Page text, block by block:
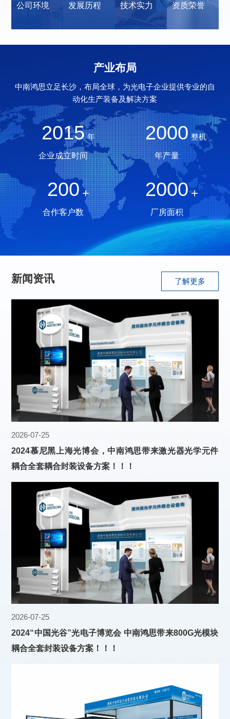
公司环境 发展历程 技术实力 资质荣誉
产业布局
中南鸿思立足长沙，布局全球，为光电子企业提供专业的自
动化生产装备及解决方案
2015 年
企业成立时间
2000 整机
年产量
200 +
合作客户数
2000+
厂房面积
新闻资讯 了解更多
2026-07-25
2024慕尼黑上海光博会，中南鸿思带来激光器光学元件
耦合全套耦合封装设备方案！！！
2026-07-25
2024“中国光谷”光电子博览会 中南鸿思带来800G光模块
耦合全套封装设备方案！！！